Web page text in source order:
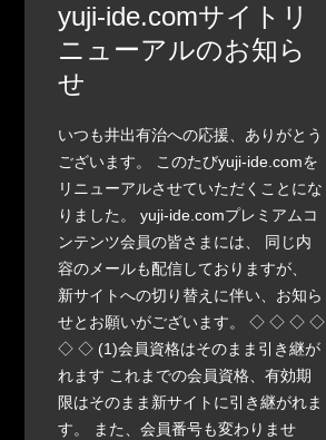
yuji-ide.comサイトリ
ニューアルのお知ら
せ
いつも井出有治への応援、ありがとう
ございます。 このたびyuji-ide.comを
リニューアルさせていただくことにな
りました。 yuji-ide.comプレミアムコ
ンテンツ会員の皆さまには、 同じ内
容のメールも配信しておりますが、
新サイトへの切り替えに伴い、お知ら
せとお願いがございます。 ◇ ◇ ◇ ◇
◇ ◇ (1)会員資格はそのまま引き継が
れます これまでの会員資格、有効期
限はそのまま新サイトに引き継がれま
す。 また、会員番号も変わりませ